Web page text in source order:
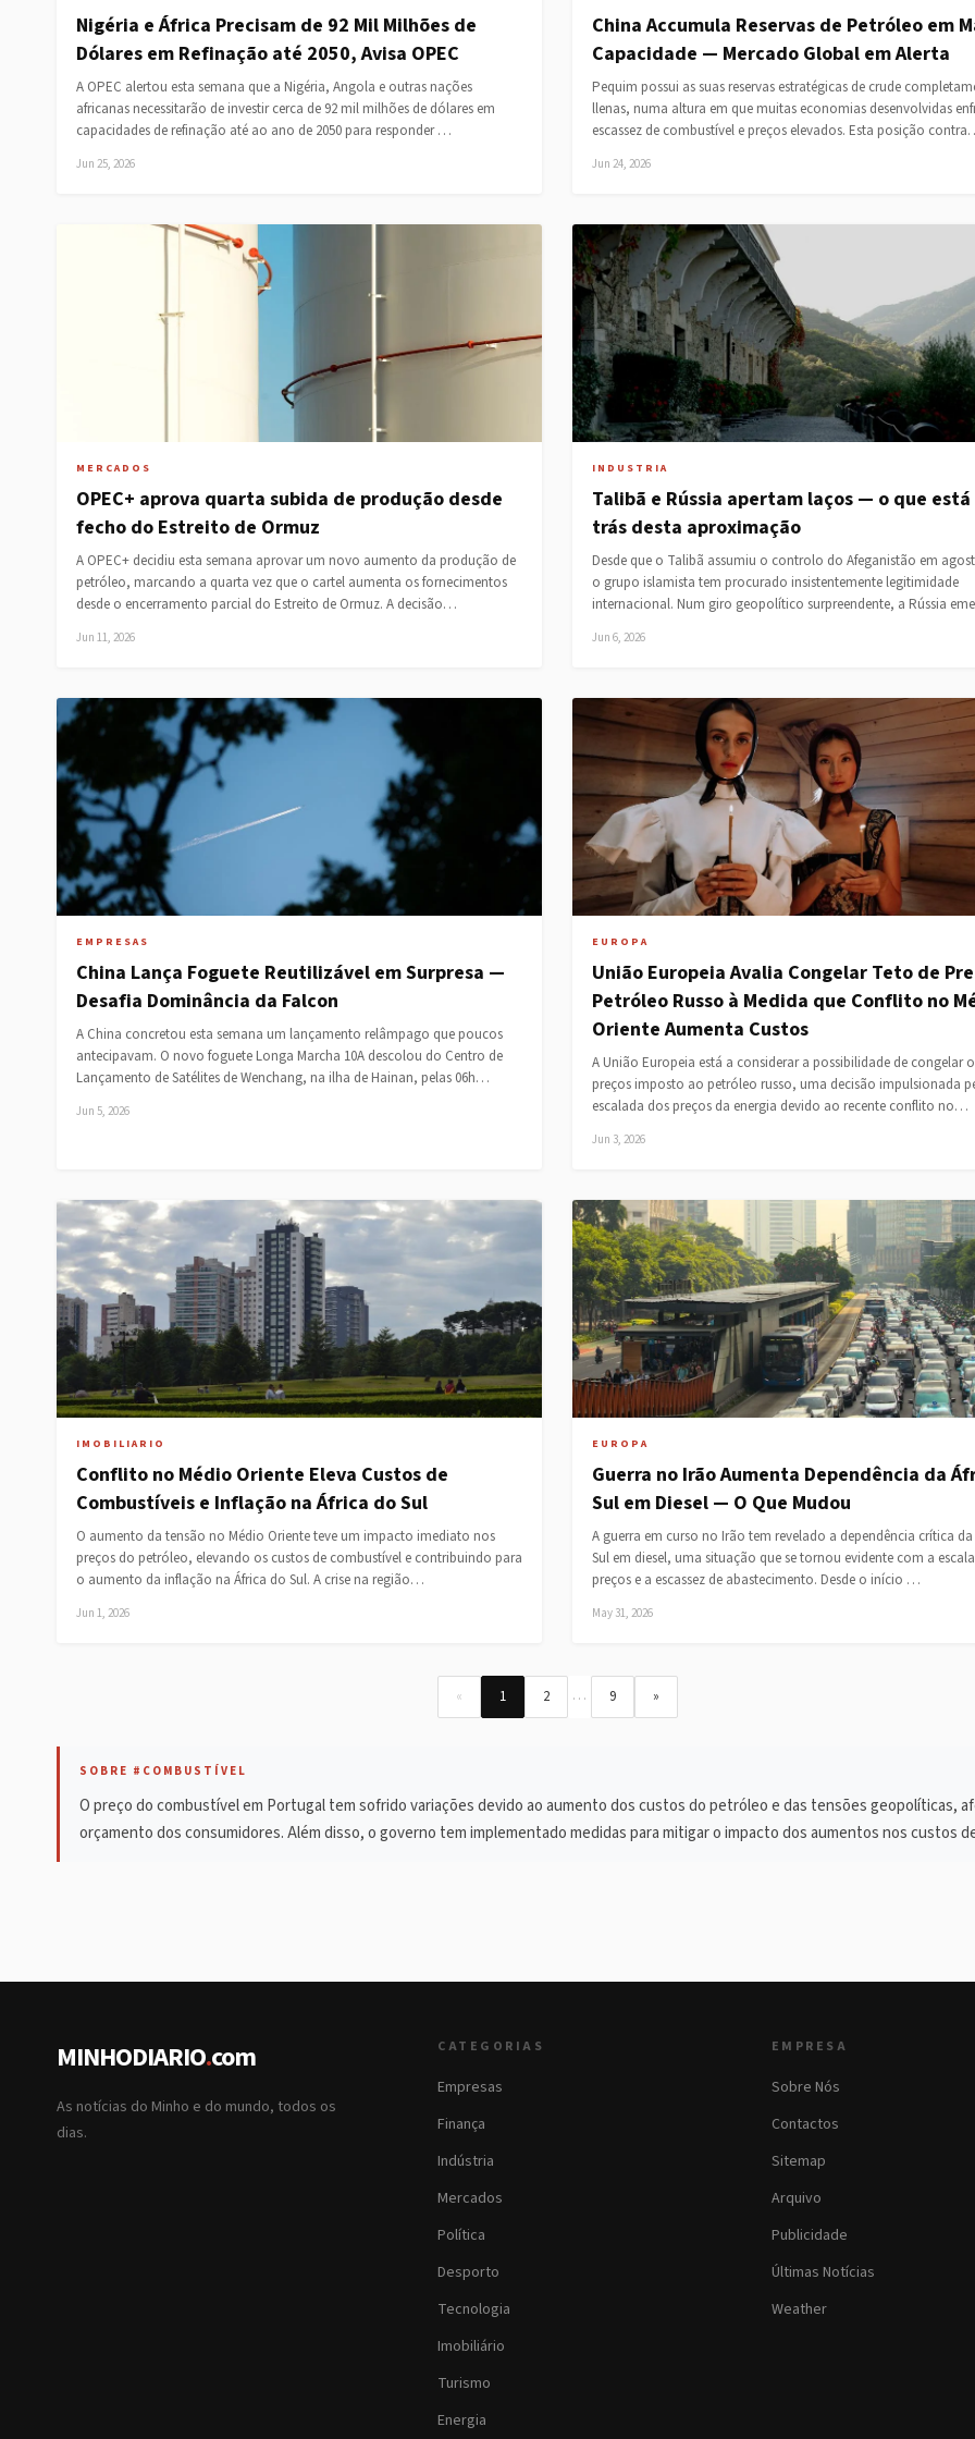
Nigéria e África Precisam de 92 Mil Milhões de
Dólares em Refinação até 2050, Avisa OPEC
A OPEC alertou esta semana que a Nigéria, Angola e outras nações
africanas necessitarão de investir cerca de 92 mil milhões de dólares em
capacidades de refinação até ao ano de 2050 para responder …
Jun 25, 2026
China Accumula Reservas de Petróleo em
Capacidade — Mercado Global em Alerta
Pequim possui as suas reservas estratégicas de crude
llenas, numa altura em que muitas economias desenvolvidas
escassez de combustível e preços elevados. Esta posição
Jun 24, 2026
MERCADOS
OPEC+ aprova quarta subida de produção desde
fecho do Estreito de Ormuz
A OPEC+ decidiu esta semana aprovar um novo aumento da produção de
petróleo, marcando a quarta vez que o cartel aumenta os fornecimentos
desde o encerramento parcial do Estreito de Ormuz. A decisão…
Jun 11, 2026
INDUSTRIA
Talibã e Rússia apertam laços — o que
trás desta aproximação
Desde que o Talibã assumiu o controlo do Afeganistão em
o grupo islamista tem procurado insistentemente legitimidade
internacional. Num giro geopolítico surpreendente, a Rússia
Jun 6, 2026
EMPRESAS
China Lança Foguete Reutilizável em Surpresa —
Desafia Dominância da Falcon
A China concretou esta semana um lançamento relâmpago que poucos
antecipavam. O novo foguete Longa Marcha 10A descolou do Centro de
Lançamento de Satélites de Wenchang, na ilha de Hainan, pelas 06h…
Jun 5, 2026
EUROPA
União Europeia Avalia Congelar Teto de
Petróleo Russo à Medida que Conflito no
Oriente Aumenta Custos
A União Europeia está a considerar a possibilidade de congelar
preços imposto ao petróleo russo, uma decisão impulsionada
escalada dos preços da energia devido ao recente conflito no…
Jun 3, 2026
IMOBILIARIO
Conflito no Médio Oriente Eleva Custos de
Combustíveis e Inflação na África do Sul
O aumento da tensão no Médio Oriente teve um impacto imediato nos
preços do petróleo, elevando os custos de combustível e contribuindo para
o aumento da inflação na África do Sul. A crise na região…
Jun 1, 2026
EUROPA
Guerra no Irão Aumenta Dependência da
Sul em Diesel — O Que Mudou
A guerra em curso no Irão tem revelado a dependência crítica
Sul em diesel, uma situação que se tornou evidente com a
preços e a escassez de abastecimento. Desde o início …
May 31, 2026
« 1 2 … 9 »
SOBRE #COMBUSTÍVEL
O preço do combustível em Portugal tem sofrido variações devido ao aumento dos custos do petróleo e das tensões geopolíticas,
orçamento dos consumidores. Além disso, o governo tem implementado medidas para mitigar o impacto dos aumentos nos custos
MINHODIARIO.com
As notícias do Minho e do mundo, todos os
dias.
CATEGORIAS
Empresas
Finança
Indústria
Mercados
Política
Desporto
Tecnologia
Imobiliário
Turismo
Energia
EMPRESA
Sobre Nós
Contactos
Sitemap
Arquivo
Publicidade
Últimas Notícias
Weather